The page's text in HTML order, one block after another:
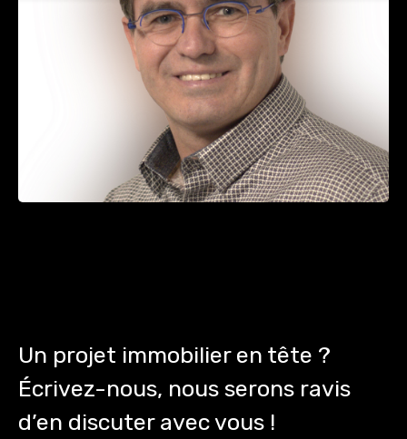
Un projet immobilier en tête ?
Écrivez-nous, nous serons ravis
d’en discuter avec vous !